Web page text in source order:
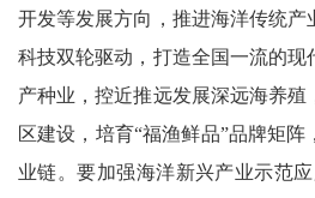
开发等发展方向，推进海洋传统产
科技双轮驱动，打造全国一流的现
产种业，控近推远发展深远海养殖
区建设，培育“福渔鲜品”品牌矩
业链。要加强海洋新兴产业示范